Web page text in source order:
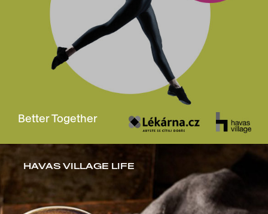
Better Together
HAVAS VILLAGE LIFE